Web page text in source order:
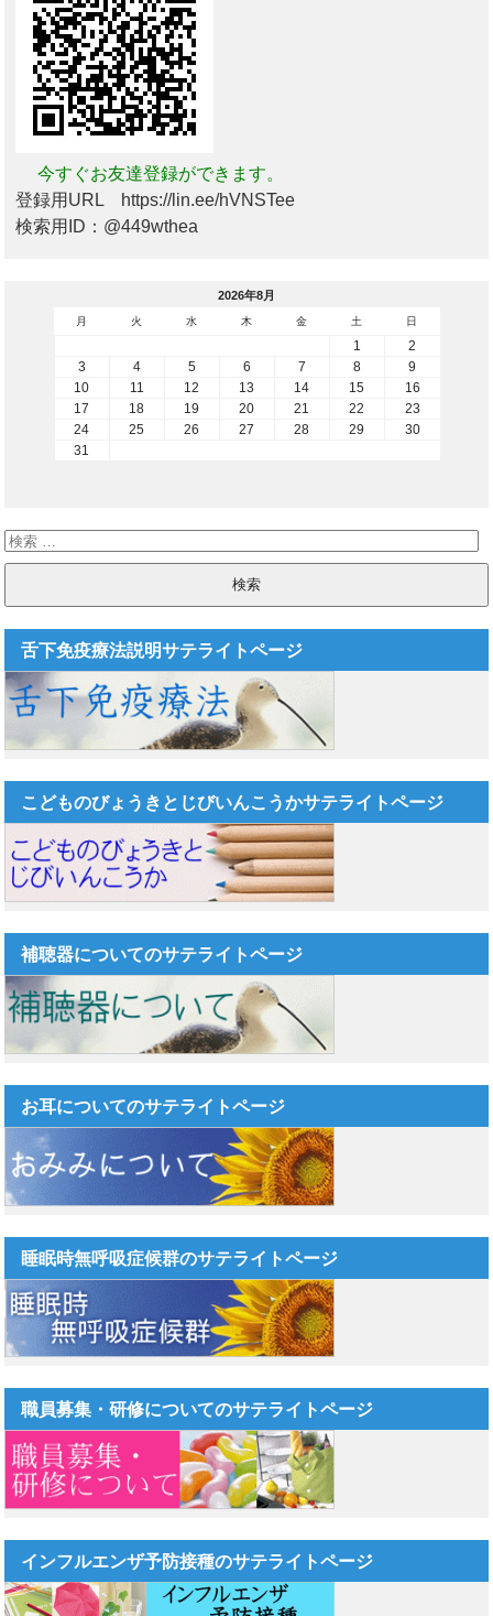
今すぐお友達登録ができます。
登録用URL https://lin.ee/hVNSTee
検索用ID：@449wthea
2026年8月
月 火 水 木 金 土 日
1
2
3
4 5 6 7 8
9
10
11 12 13 14 15
16
17
18 19 20 21 22
23
24
25 26 27 28 29
30
31
舌下免疫療法説明サテライトページ
こどものびょうきとじびいんこうかサテライトページ
補聴器についてのサテライトページ
お耳についてのサテライトページ
睡眠時無呼吸症候群のサテライトページ
職員募集・研修についてのサテライトページ
インフルエンザ予防接種のサテライトページ